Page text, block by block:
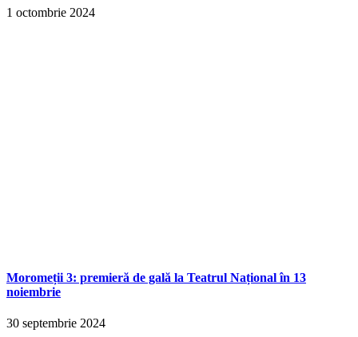
1 octombrie 2024
Moromeții 3: premieră de gală la Teatrul Național în 13
noiembrie
30 septembrie 2024